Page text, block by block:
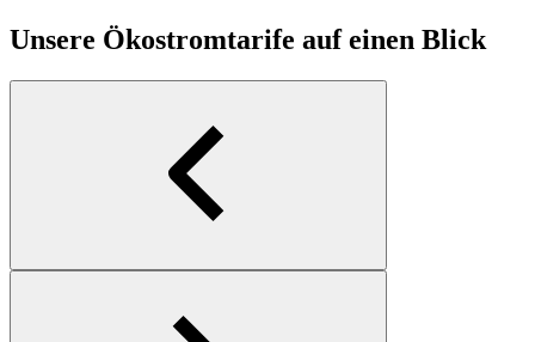
Unsere Ökostromtarife auf einen Blick